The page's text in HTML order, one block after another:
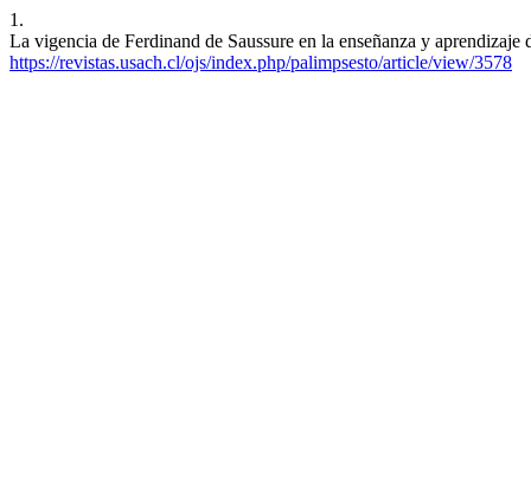
1.
La vigencia de Ferdinand de Saussure en la enseñanza y aprendizaje
https://revistas.usach.cl/ojs/index.php/palimpsesto/article/view/3578